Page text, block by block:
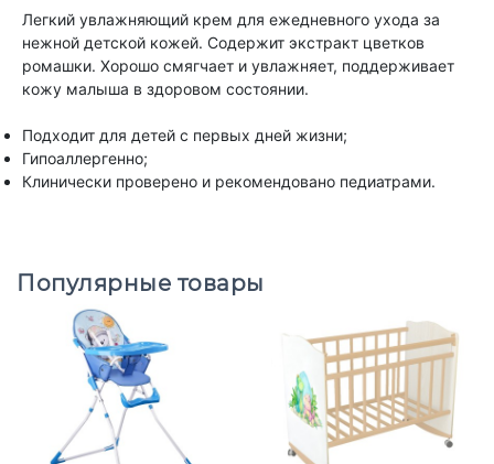
Легкий увлажняющий крем для ежедневного ухода за
нежной детской кожей. Содержит экстракт цветков
ромашки. Хорошо смягчает и увлажняет, поддерживает
кожу малыша в здоровом состоянии.
Подходит для детей с первых дней жизни;
Гипоаллергенно;
Клинически проверено и рекомендовано педиатрами.
Популярные товары